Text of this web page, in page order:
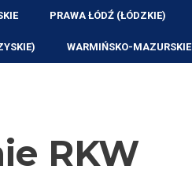
PRAWA ŁÓDŹ (ŁÓDZKIE)
WARMIŃSKO-MAZURSKIE
RKW